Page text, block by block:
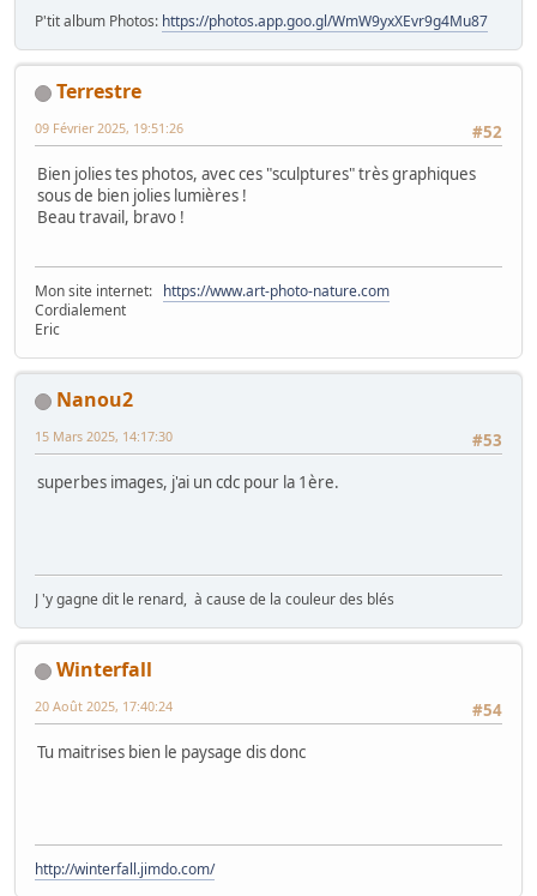
P'tit album Photos: https://photos.app.goo.gl/WmW9yxXEvr9g4Mu87
Terrestre
#52
09 Février 2025, 19:51:26
Bien jolies tes photos, avec ces "sculptures" très graphiques
sous de bien jolies lumières !
Beau travail, bravo !
Mon site internet: https://www.art-photo-nature.com
Cordialement
Eric
Nanou2
#53
15 Mars 2025, 14:17:30
superbes images, j'ai un cdc pour la 1ère.
J 'y gagne dit le renard, à cause de la couleur des blés
Winterfall
#54
20 Août 2025, 17:40:24
Tu maitrises bien le paysage dis donc
http://winterfall.jimdo.com/